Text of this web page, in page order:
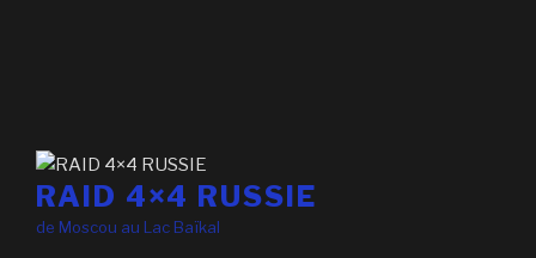
RAID 4×4 RUSSIE
de Moscou au Lac Baïkal